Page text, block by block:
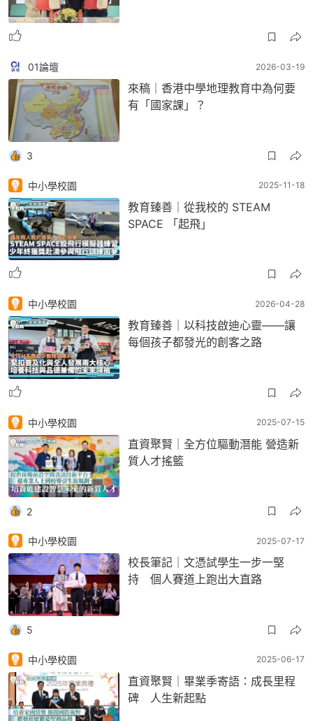
01論壇 2026-03-19
來稿｜香港中學地理教育中為何要
有「國家課」？
3
中小學校園 2025-11-18
教育臻善｜從我校的 STEAM
SPACE 「起飛」
中小學校園 2026-04-28
教育臻善｜以科技啟迪心靈——讓
每個孩子都發光的創客之路
中小學校園 2025-07-15
直資聚賢｜全方位驅動潛能 營造新
質人才搖籃
2
中小學校園 2025-07-17
校長筆記｜文憑試學生一步一堅
持 個人賽道上跑出大直路
5
中小學校園 2025-06-17
直資聚賢｜畢業季寄語：成長里程
碑 人生新起點